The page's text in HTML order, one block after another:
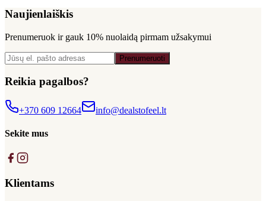
Naujienlaiškis
Prenumeruok ir gauk 10% nuolaidą pirmam užsakymui
Prenumeruoti
Reikia pagalbos?
+370 609 12664 info@dealstofeel.lt
Sekite mus
Klientams